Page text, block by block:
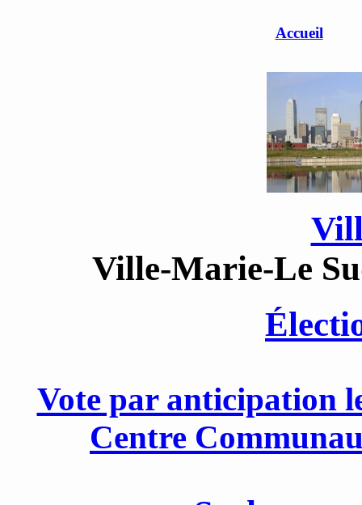
Accueil
Ville-Marie-Le
Vote par anticipation
Centre